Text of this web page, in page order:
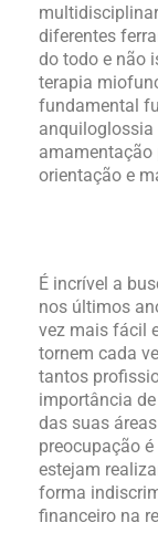
diferentes
do todo e não
terapia
fundamental
anquiloglossia
amamentação
orientação e
É incrível a
nos últimos
vez mais fácil
tornem cada
tantos
importância
das suas
preocupação
estejam
forma
financeiro na